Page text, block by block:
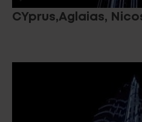
CYprus,Aglaias,